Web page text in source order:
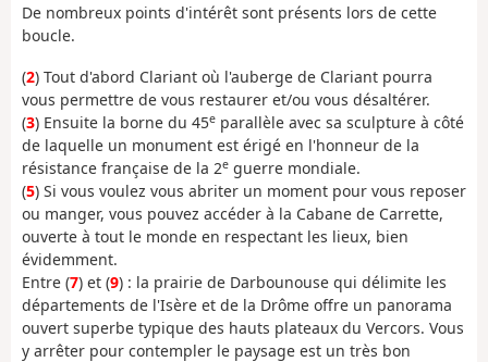
De nombreux points d'intérêt sont présents lors de cette
boucle.
(2) Tout d'abord Clariant où l'auberge de Clariant pourra
vous permettre de vous restaurer et/ou vous désaltérer.
(3) Ensuite la borne du 45e parallèle avec sa sculpture à côté
de laquelle un monument est érigé en l'honneur de la
résistance française de la 2e guerre mondiale.
(5) Si vous voulez vous abriter un moment pour vous reposer
ou manger, vous pouvez accéder à la Cabane de Carrette,
ouverte à tout le monde en respectant les lieux, bien
évidemment.
Entre (7) et (9) : la prairie de Darbounouse qui délimite les
départements de l'Isère et de la Drôme offre un panorama
ouvert superbe typique des hauts plateaux du Vercors. Vous
y arrêter pour contempler le paysage est un très bon